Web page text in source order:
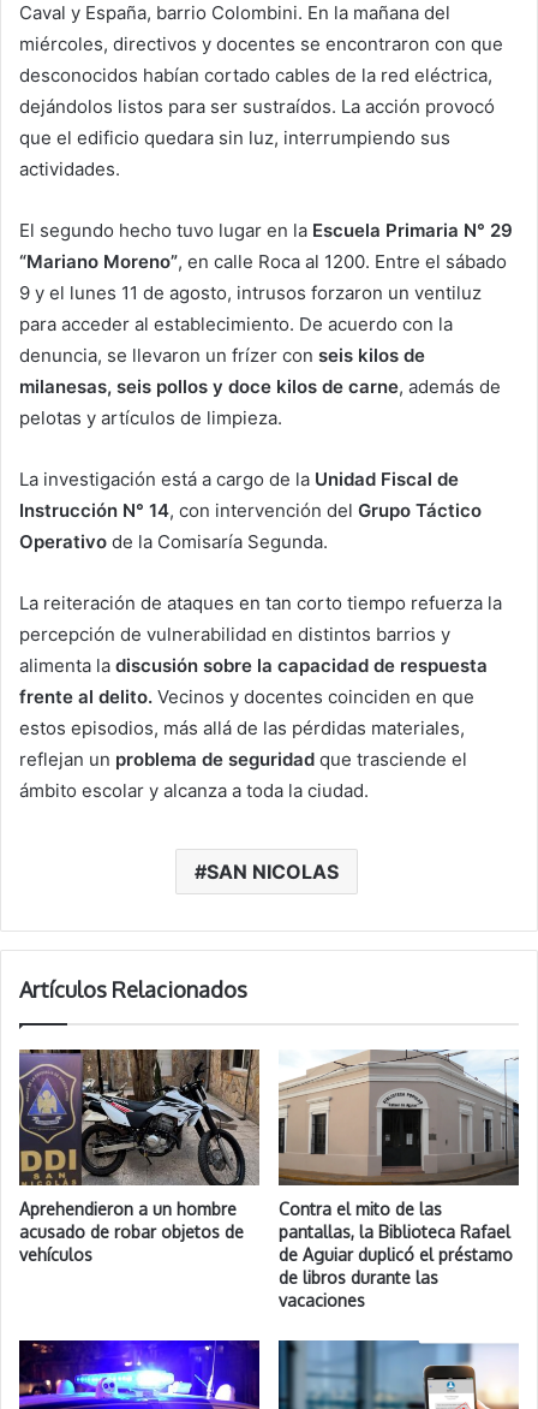
Caval y España, barrio Colombini. En la mañana del
miércoles, directivos y docentes se encontraron con que
desconocidos habían cortado cables de la red eléctrica,
dejándolos listos para ser sustraídos. La acción provocó
que el edificio quedara sin luz, interrumpiendo sus
actividades.
El segundo hecho tuvo lugar en la Escuela Primaria N° 29
“Mariano Moreno”, en calle Roca al 1200. Entre el sábado
9 y el lunes 11 de agosto, intrusos forzaron un ventiluz
para acceder al establecimiento. De acuerdo con la
denuncia, se llevaron un frízer con seis kilos de
milanesas, seis pollos y doce kilos de carne, además de
pelotas y artículos de limpieza.
La investigación está a cargo de la Unidad Fiscal de
Instrucción N° 14, con intervención del Grupo Táctico
Operativo de la Comisaría Segunda.
La reiteración de ataques en tan corto tiempo refuerza la
percepción de vulnerabilidad en distintos barrios y
alimenta la discusión sobre la capacidad de respuesta
frente al delito. Vecinos y docentes coinciden en que
estos episodios, más allá de las pérdidas materiales,
reflejan un problema de seguridad que trasciende el
ámbito escolar y alcanza a toda la ciudad.
SAN NICOLAS
Artículos Relacionados
Aprehendieron a un hombre
acusado de robar objetos de
vehículos
Contra el mito de las
pantallas, la Biblioteca Rafael
de Aguiar duplicó el préstamo
de libros durante las
vacaciones